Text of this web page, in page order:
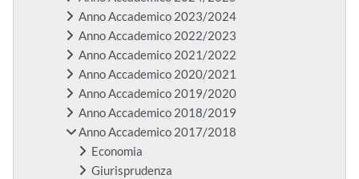
Anno Accademico 2023/2024
Anno Accademico 2022/2023
Anno Accademico 2021/2022
Anno Accademico 2020/2021
Anno Accademico 2019/2020
Anno Accademico 2018/2019
Anno Accademico 2017/2018
Economia
Giurisprudenza